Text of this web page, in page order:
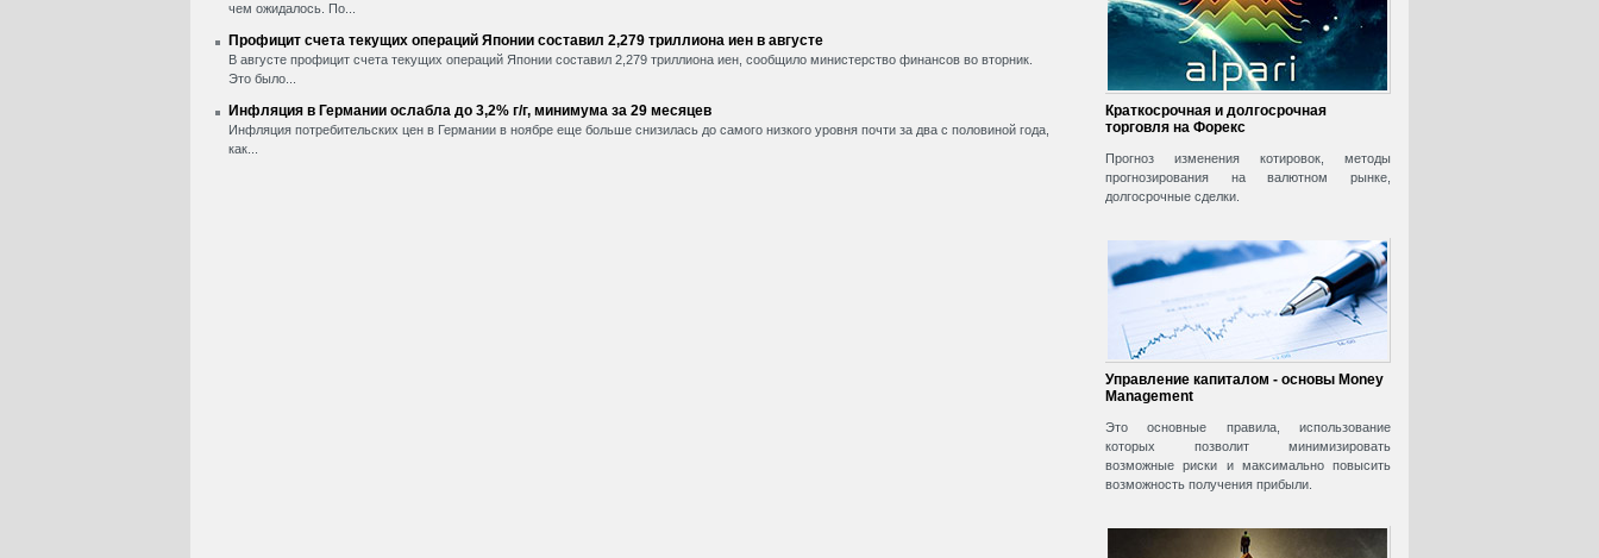
чем ожидалось. По...
Профицит счета текущих операций Японии составил 2,279 триллиона иен в августе
В августе профицит счета текущих операций Японии составил 2,279 триллиона иен, сообщило министерство финансов во вторник.
Это было...
Инфляция в Германии ослабла до 3,2% г/г, минимума за 29 месяцев
Инфляция потребительских цен в Германии в ноябре еще больше снизилась до самого низкого уровня почти за два с половиной года,
как...
Краткосрочная и долгосрочная
торговля на Форекс
Прогноз изменения котировок, методы
прогнозирования на валютном рынке,
долгосрочные сделки.
Управление капиталом - основы Money
Management
Это основные правила, использование
которых позволит минимизировать
возможные риски и максимально повысить
возможность получения прибыли.